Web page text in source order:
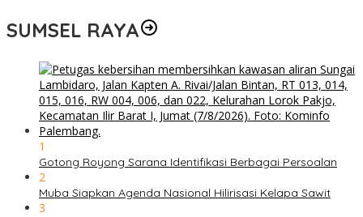
SUMSEL RAYA
1
Gotong Royong Sarana Identifikasi Berbagai Persoalan
2
Muba Siapkan Agenda Nasional Hilirisasi Kelapa Sawit
3